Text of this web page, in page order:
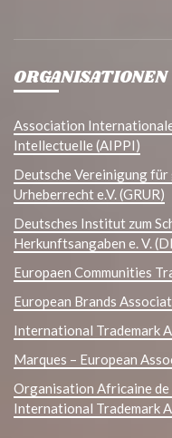
ORGANISATIONEN
Association
Intellectuelle (AIPPI)
Deutsche Vereinigung für
Urheberrecht e.V. (GRUR)
Deutsches Institut zum
Herkunftsangaben e. V.
Europaen Communities
European Brands
International Trademark
Marques – European
Organisation Africaine
International Trademark